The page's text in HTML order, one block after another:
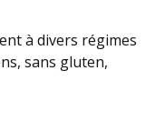
à divers régimes
sans gluten,